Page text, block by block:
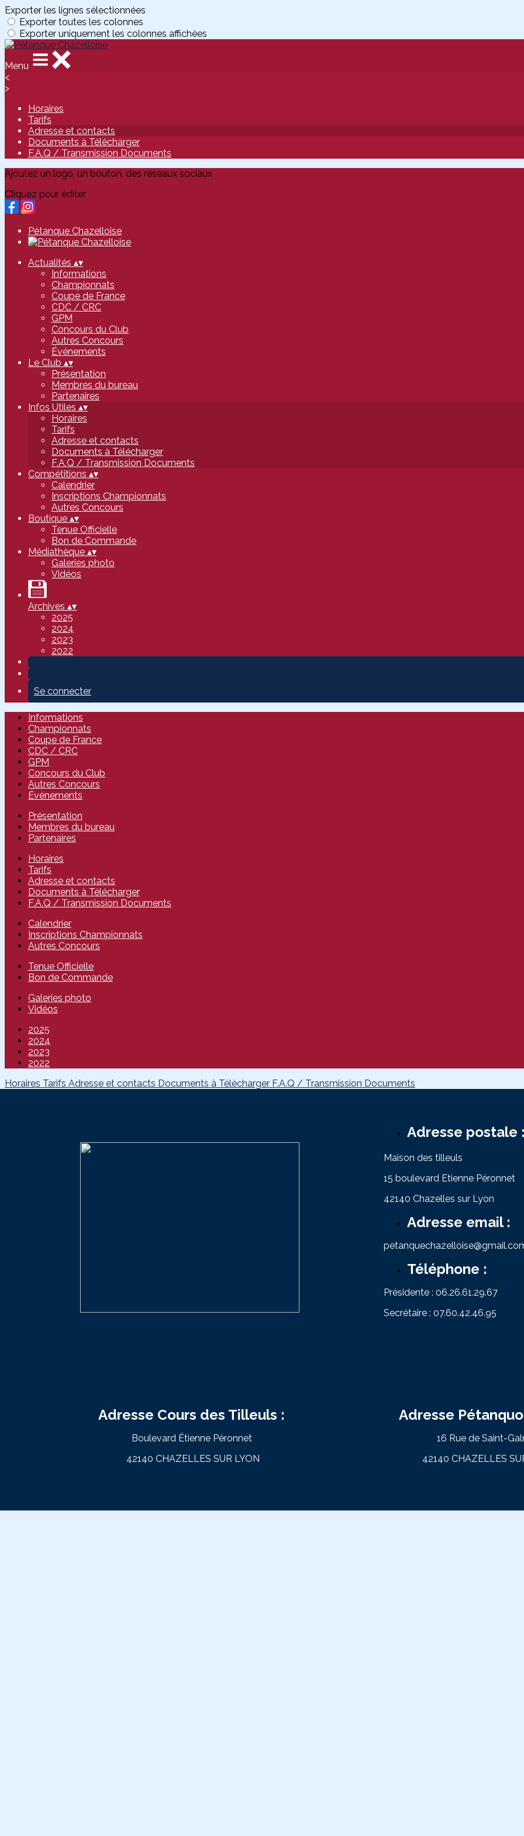
Exporter les lignes sélectionnées
Exporter toutes les colonnes
Exporter uniquement les colonnes affichées
Menu
<
>
Horaires
Tarifs
Adresse et contacts
Documents à Télécharger
F.A.Q / Transmission Documents
Ajoutez un logo, un bouton, des réseaux sociaux
Cliquez pour éditer
Pétanque Chazelloise
Actualités ▴▾
Informations
Championnats
Coupe de France
CDC / CRC
GPM
Concours du Club
Autres Concours
Événements
Le Club ▴▾
Présentation
Membres du bureau
Partenaires
Infos Utiles ▴▾
Horaires
Tarifs
Adresse et contacts
Documents à Télécharger
F.A.Q / Transmission Documents
Compétitions ▴▾
Calendrier
Inscriptions Championnats
Autres Concours
Boutique ▴▾
Tenue Officielle
Bon de Commande
Médiathèque ▴▾
Galeries photo
Vidéos
Archives ▴▾
2025
2024
2023
2022
Se connecter
Informations
Championnats
Coupe de France
CDC / CRC
GPM
Concours du Club
Autres Concours
Événements
Présentation
Membres du bureau
Partenaires
Horaires
Tarifs
Adresse et contacts
Documents à Télécharger
F.A.Q / Transmission Documents
Calendrier
Inscriptions Championnats
Autres Concours
Tenue Officielle
Bon de Commande
Galeries photo
Vidéos
2025
2024
2023
2022
Horaires Tarifs Adresse et contacts Documents à Télécharger F.A.Q / Transmission Documents
Adresse postale
Maison des tilleuls
15 boulevard Etienne Péronnet
42140 Chazelles sur Lyon
Adresse email :
Téléphone :
Présidente : 06.26.61.29.67
Secrétaire : 07.60.42.46.95
Adresse Cours des Tilleuls :
Boulevard Étienne Péronnet
42140 CHAZELLES SUR LYON
Adresse
16 Rue de Saint-
42140 CHAZELLES